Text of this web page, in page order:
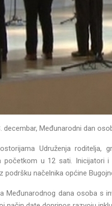
decembar, Međunarodni dan
Udruženja roditelja,
početkom u 12 sati. Inicijatori
podršku načelnika općine
Međunarodnog dana osoba s